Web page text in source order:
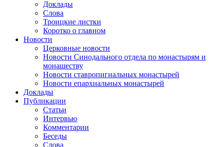
Доклады
Слова
Троицкие листки
Коротко о главном
Новости
Церковные новости
Новости Синодального отдела по монастырям и
монашеству
Новости ставропигиальных монастырей
Новости епархиальных монастырей
Доклады
Публикации
Статьи
Интервью
Комментарии
Беседы
Слова